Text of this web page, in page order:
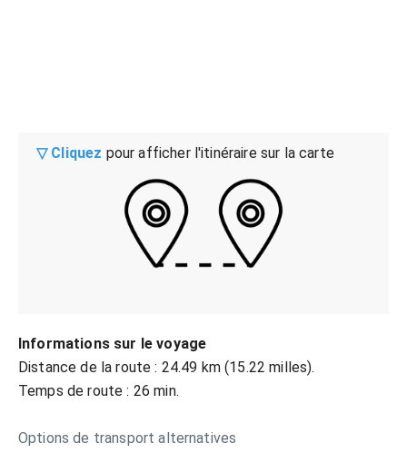
▽ Cliquez pour afficher l'itinéraire sur la carte
Informations sur le voyage
Distance de la route : 24.49 km (15.22 milles).
Temps de route : 26 min.
Options de transport alternatives